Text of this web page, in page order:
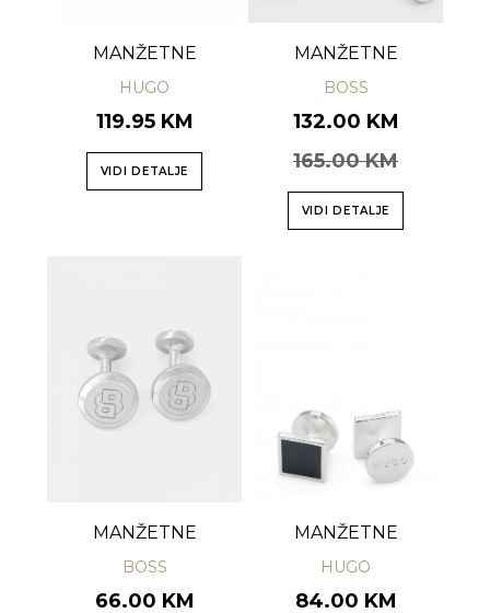
MANŽETNE
HUGO
119.95 KM
VIDI DETALJE
MANŽETNE
BOSS
132.00 KM
165.00 KM
VIDI DETALJE
MANŽETNE
BOSS
66.00 KM
MANŽETNE
HUGO
84.00 KM